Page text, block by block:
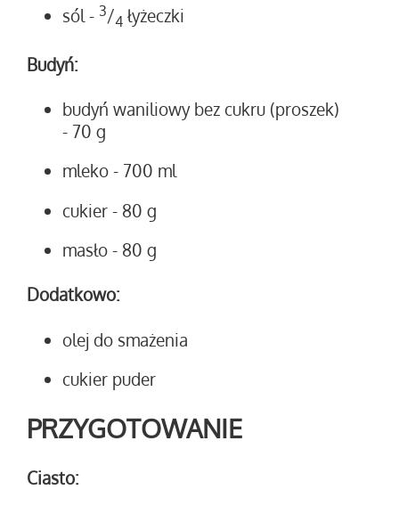
sól- 3/4 łyżeczki
Budyń:
budyń waniliowy bez cukru (proszek)
- 70 g
mleko - 700 ml
cukier - 80 g
masło - 80 g
Dodatkowo:
olej do smażenia
cukier puder
PRZYGOTOWANIE
Ciasto: